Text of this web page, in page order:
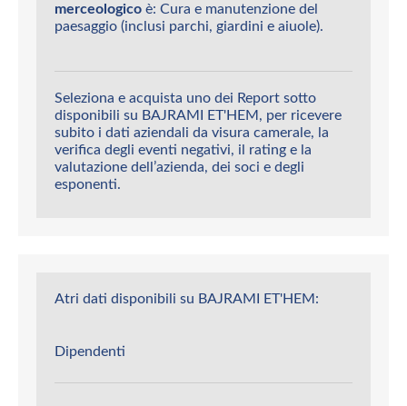
merceologico è: Cura e manutenzione del
paesaggio (inclusi parchi, giardini e aiuole).
Seleziona e acquista uno dei Report sotto
disponibili su BAJRAMI ET'HEM, per ricevere
subito i dati aziendali da visura camerale, la
verifica degli eventi negativi, il rating e la
valutazione dell’azienda, dei soci e degli
esponenti.
Atri dati disponibili su BAJRAMI ET'HEM:
Dipendenti